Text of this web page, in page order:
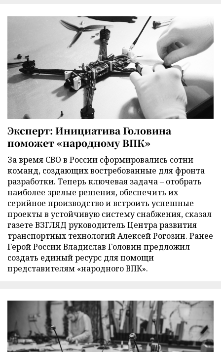
Эксперт: Инициатива Головина
поможет «народному ВПК»
За время СВО в России сформировались сотни
команд, создающих востребованные для фронта
разработки. Теперь ключевая задача – отобрать
наиболее зрелые решения, обеспечить их
серийное производство и встроить успешные
проекты в устойчивую систему снабжения, сказал
газете ВЗГЛЯД руководитель Центра развития
транспортных технологий Алексей Рогозин. Ранее
Герой России Владислав Головин предложил
создать единый ресурс для помощи
представителям «народного ВПК».